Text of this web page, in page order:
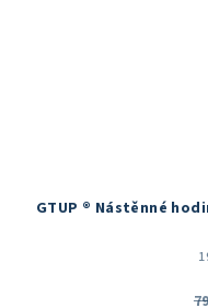
GTUP ® Nástěnné